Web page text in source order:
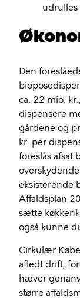
udrulles
Den
ca. 22 mio.
dispensere
gårdene og
kr. per
foreslås afsat
eksisterende
Affaldsplan
sætte
også kunne
Cirkulær
afledt drift,
hæver
større